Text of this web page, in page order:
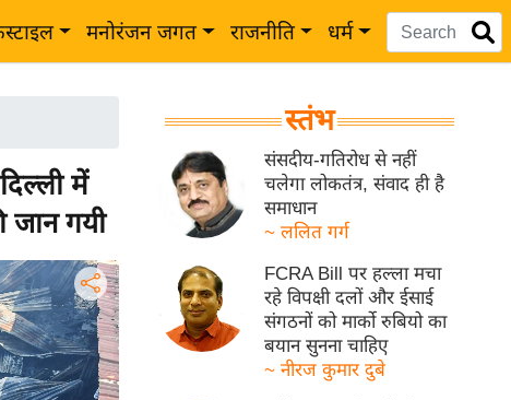
मनोरंजन जगत राजनीति धर्म
में
गयी
स्तंभ
संसदीय-गतिरोध से नहीं
चलेगा लोकतंत्र, संवाद ही है
समाधान
~ ललित गर्ग
FCRA Bill पर हल्ला मचा
रहे विपक्षी दलों और ईसाई
संगठनों को मार्को रुबियो का
बयान सुनना चाहिए
~ नीरज कुमार दुबे